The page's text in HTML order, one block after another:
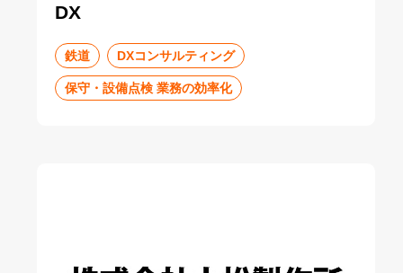
DX
鉄道 DXコンサルティング
保守・設備点検 業務の効率化